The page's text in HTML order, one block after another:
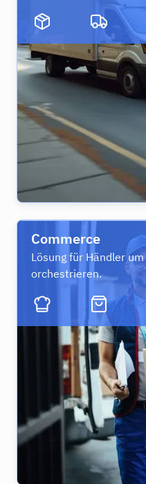
Commerce
Lösung für Händler
orchestrieren.